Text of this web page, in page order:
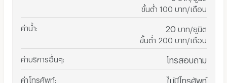
ขั้นต่ำ 100 บาท/เดือน
ค่าน้ำ 20 บาท/ยูนิต
ขั้นต่ำ 200 บาท/เดือน
ค่าบริการอื่นๆ โทรสอบถาม
ค่าโทรศัพท์: ไม่มีโทรศัพท์